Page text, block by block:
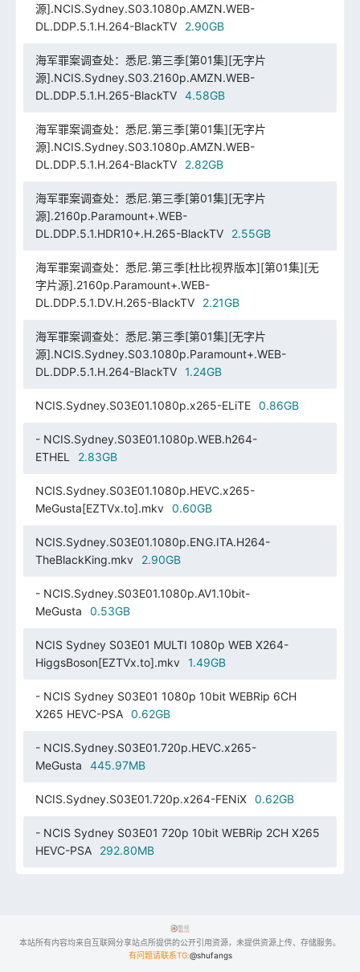
源].NCIS.Sydney.S03.1080p.AMZN.WEB-
DL.DDP.5.1.H.264-BlackTV
2.90GB
海军罪案调查处：悉尼.第三季[第01集][无字片
源].NCIS.Sydney.S03.2160p.AMZN.WEB-
DL.DDP.5.1.H.265-BlackTV
4.58GB
海军罪案调查处：悉尼.第三季[第01集][无字片
源].NCIS.Sydney.S03.1080p.AMZN.WEB-
DL.DDP.5.1.H.264-BlackTV
2.82GB
海军罪案调查处：悉尼.第三季[第01集][无字片
源].2160p.Paramount+.WEB-
DL.DDP.5.1.HDR10+.H.265-BlackTV
2.55GB
海军罪案调查处：悉尼.第三季[杜比视界版本][第01集][无
字片源].2160p.Paramount+.WEB-
DL.DDP.5.1.DV.H.265-BlackTV
2.21GB
海军罪案调查处：悉尼.第三季[第01集][无字片
源].NCIS.Sydney.S03.1080p.Paramount+.WEB-
DL.DDP.5.1.H.264-BlackTV
1.24GB
NCIS.Sydney.S03E01.1080p.x265-ELiTE 0.86GB
- NCIS.Sydney.S03E01.1080p.WEB.h264-
ETHEL
2.83GB
NCIS.Sydney.S03E01.1080p.HEVC.x265-
MeGusta[EZTVx.to].mkv
0.60GB
NCIS.Sydney.S03E01.1080p.ENG.ITA.H264-
TheBlackKing.mkv
2.90GB
- NCIS.Sydney.S03E01.1080p.AV1.10bit-
MeGusta
0.53GB
NCIS Sydney S03E01 MULTI 1080p WEB X264-
HiggsBoson[EZTVx.to].mkv
1.49GB
- NCIS Sydney S03E01 1080p 10bit WEBRip 6CH
X265 HEVC-PSA
0.62GB
- NCIS.Sydney.S03E01.720p.HEVC.x265-
MeGusta
445.97MB
NCIS.Sydney.S03E01.720p.x264-FENiX 0.62GB
- NCIS Sydney S03E01 720p 10bit WEBRip 2CH X265
HEVC-PSA
292.80MB
本站所有内容均来自互联网分享站点所提供的公开引用资源，未提供资源上传、存储服务。
有问题请联系TG:@shufangs